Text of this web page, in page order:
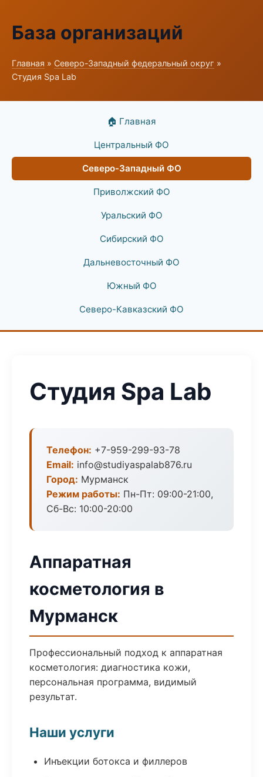
База организаций
Главная » Северо-Западный федеральный округ »
Студия Spa Lab
🏠 Главная
Центральный ФО
Северо-Западный ФО
Приволжский ФО
Уральский ФО
Сибирский ФО
Дальневосточный ФО
Южный ФО
Северо-Кавказский ФО
Студия Spa Lab
Телефон: +7-959-299-93-78
Email: info@studiyaspalab876.ru
Город: Мурманск
Режим работы: Пн-Пт: 09:00-21:00,
Сб-Вс: 10:00-20:00
Аппаратная
косметология в
Мурманск
Профессиональный подход к аппаратная
косметология: диагностика кожи,
персональная программа, видимый
результат.
Наши услуги
Инъекции ботокса и филлеров